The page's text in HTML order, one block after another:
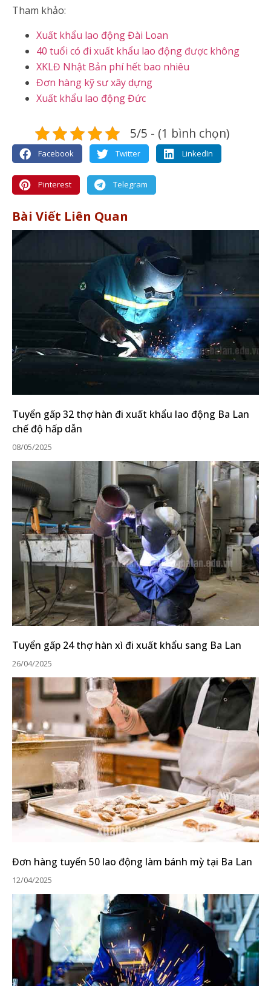
Tham khảo:
Xuất khẩu lao động Đài Loan
40 tuổi có đi xuất khẩu lao động được không
XKLĐ Nhật Bản phí hết bao nhiêu
Đơn hàng kỹ sư xây dựng
Xuất khẩu lao động Đức
5/5 - (1 bình chọn)
Facebook Twitter LinkedIn
Pinterest Telegram
Bài Viết Liên Quan
Tuyển gấp 32 thợ hàn đi xuất khẩu lao động Ba Lan
chế độ hấp dẫn
08/05/2025
Tuyển gấp 24 thợ hàn xì đi xuất khẩu sang Ba Lan
26/04/2025
Đơn hàng tuyển 50 lao động làm bánh mỳ tại Ba Lan
12/04/2025